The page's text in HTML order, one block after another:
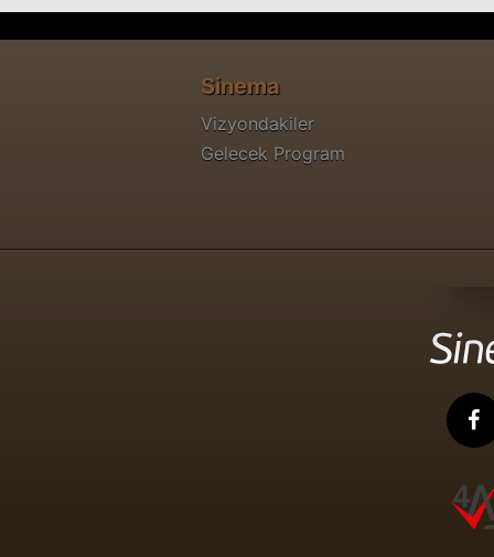
Sinema
Vizyondakiler
Gelecek Program